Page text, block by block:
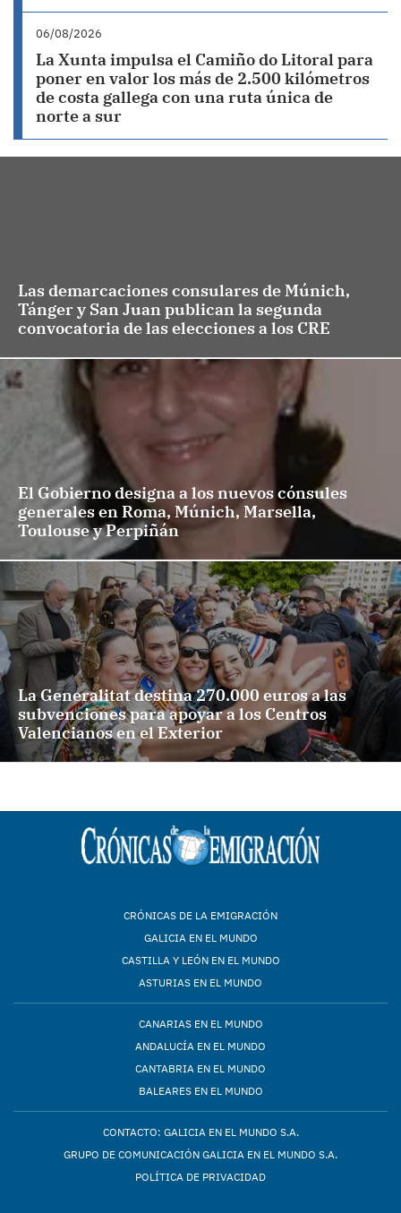
06/08/2026
La Xunta impulsa el Camiño do Litoral para
poner en valor los más de 2.500 kilómetros
de costa gallega con una ruta única de
norte a sur
Las demarcaciones consulares de Múnich,
Tánger y San Juan publican la segunda
convocatoria de las elecciones a los CRE
El Gobierno designa a los nuevos cónsules
generales en Roma, Múnich, Marsella,
Toulouse y Perpiñán
La Generalitat destina 270.000 euros a las
subvenciones para apoyar a los Centros
Valencianos en el Exterior
CRÓNICAS DE LA EMIGRACIÓN
GALICIA EN EL MUNDO
CASTILLA Y LEÓN EN EL MUNDO
ASTURIAS EN EL MUNDO
CANARIAS EN EL MUNDO
ANDALUCÍA EN EL MUNDO
CANTABRIA EN EL MUNDO
BALEARES EN EL MUNDO
CONTACTO: GALICIA EN EL MUNDO S.A.
GRUPO DE COMUNICACIÓN GALICIA EN EL MUNDO S.A.
POLÍTICA DE PRIVACIDAD